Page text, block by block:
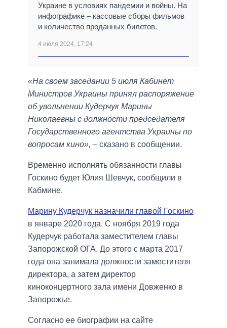
Украине в условиях пандемии и войны. На
инфографике – кассовые сборы фильмов
и количество проданных билетов.
4 июля 2024, 17:24
«На своем заседании 5 июля Кабинет
Министров Украины принял распоряжение
об увольнении Кудерчук Марины
Николаевны с должности председателя
Государственного агентства Украины по
вопросам кино», – сказано в сообщении.
Временно исполнять обязанности главы
Госкино будет Юлия Шевчук, сообщили в
Кабмине.
Марину Кудерчук назначили главой Госкино
в январе 2020 года. С ноября 2019 года
Кудерчук работала заместителем главы
Запорожской ОГА. До этого с марта 2017
года она занимала должности заместителя
директора, а затем директор
киноконцертного зала имени Довженко в
Запорожье.
Согласно ее биографии на сайте